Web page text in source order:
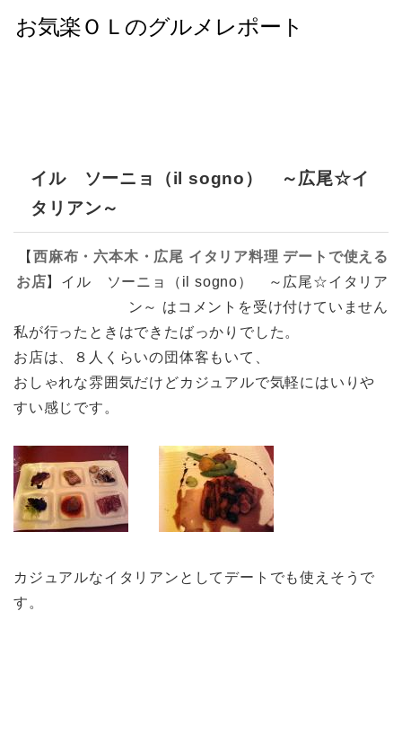
イル ソーニョ（il sogno） ～広尾☆イ
タリアン～
【 西麻布・六本木・広尾 イタリア料理 デートで使える
お店】 イル ソーニョ（il sogno） ～広尾☆イタリア
ン～ は コメントを受け付けていません
私が行ったときはできたばっかりでした。
お店は、８人くらいの団体客もいて、
おしゃれな雰囲気だけどカジュアルで気軽にはいりや
すい感じです。
カジュアルなイタリアンとしてデートでも使えそうで
す。